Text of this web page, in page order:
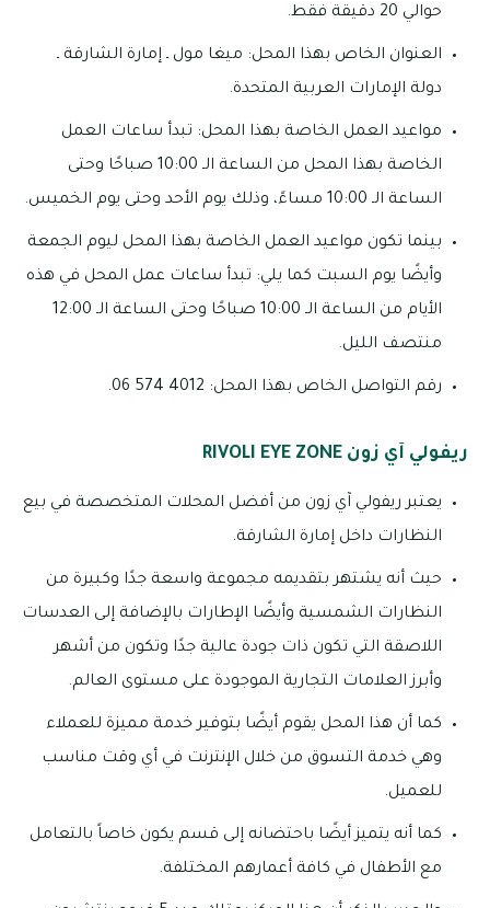
حوالي 20 دقيقة فقط.
العنوان الخاص بهذا المحل: ميغا مول ـ إمارة الشارقة ـ
دولة الإمارات العربية المتحدة.
مواعيد العمل الخاصة بهذا المحل: تبدأ ساعات العمل
الخاصة بهذا المحل من الساعة الـ 10:00 صباحًا وحتى
الساعة الـ 10:00 مساءً، وذلك يوم الأحد وحتى يوم الخميس.
بينما تكون مواعيد العمل الخاصة بهذا المحل ليوم الجمعة
وأيضًا يوم السبت كما يلي: تبدأ ساعات عمل المحل في هذه
الأيام من الساعة الـ 10:00 صباحًا وحتى الساعة الـ 12:00
منتصف الليل.
رقم التواصل الخاص بهذا المحل: 4012 574 06.
ريفولي آي زون RIVOLI EYE ZONE
يعتبر ريفولي آي زون من أفضل المحلات المتخصصة في بيع
النظارات داخل إمارة الشارقة.
حيث أنه يشتهر بتقديمه مجموعة واسعة جدًا وكبيرة من
النظارات الشمسية وأيضًا الإطارات بالإضافة إلى العدسات
اللاصقة التي تكون ذات جودة عالية جدًا وتكون من أشهر
وأبرز العلامات التجارية الموجودة على مستوى العالم.
كما أن هذا المحل يقوم أيضًا بتوفير خدمة مميزة للعملاء
وهي خدمة التسوق من خلال الإنترنت في أي وقت مناسب
للعميل.
كما أنه يتميز أيضًا باحتضانه إلى قسم يكون خاصاً بالتعامل
مع الأطفال في كافة أعمارهم المختلفة.